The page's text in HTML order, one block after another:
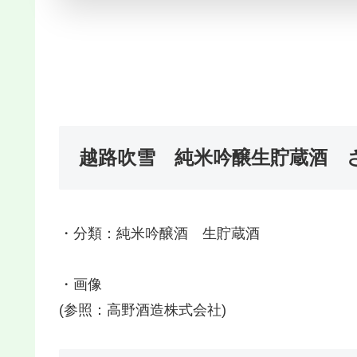
越路吹雪 純米吟醸生貯蔵酒
・分類：純米吟醸酒 生貯蔵酒
・画像
(参照：高野酒造株式会社)